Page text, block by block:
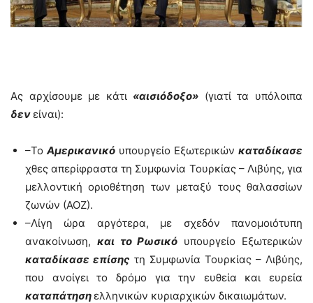
Ας αρχίσουμε με κάτι «αισιόδοξο» (γιατί τα υπόλοιπα
δενείναι):
–ΤοΑμερικανικό υπουργείο Εξωτερικών καταδίκασε
χθες απερίφραστα τη Συμφωνία Τουρκίας – Λιβύης, για
μελλοντική οριοθέτηση των μεταξύ τους θαλασσίων
ζωνών (ΑΟΖ).
–Λίγη ώρα αργότερα, με σχεδόν πανομοιότυπη
ανακοίνωση, και το Ρωσικό υπουργείο Εξωτερικών
καταδίκασε επίσης τη Συμφωνία Τουρκίας – Λιβύης,
που ανοίγει το δρόμο για την ευθεία και ευρεία
καταπάτησηελληνικών κυριαρχικών δικαιωμάτων.